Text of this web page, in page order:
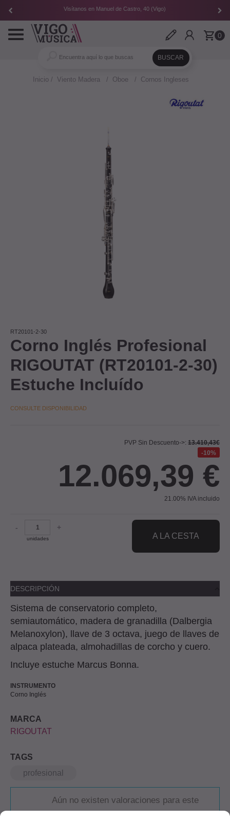
Visítanos en Manuel de Castro, 40 (Vigo)
0
Toggle
navigation
Inicio Viento Madera Oboe Cornos Ingleses
RT20101-2-30
Corno Inglés Profesional
RIGOUTAT (RT20101-2-30)
Estuche Incluído
CONSULTE DISPONIBILIDAD
PVP Sin Descuento->: 13.410,43€
10%
12.069,39 €
21.00% IVA incluido
-
unidades
+
A LA CESTA
DESCRIPCIÓN
Sistema de conservatorio completo,
semiautomático, madera de granadilla (Dalbergia
Melanoxylon), llave de 3 octava, juego de llaves de
alpaca plateada, almohadillas de corcho y cuero.
Incluye estuche Marcus Bonna.
INSTRUMENTO
Corno Inglés
MARCA
RIGOUTAT
TAGS
profesional
Aún no existen valoraciones para este